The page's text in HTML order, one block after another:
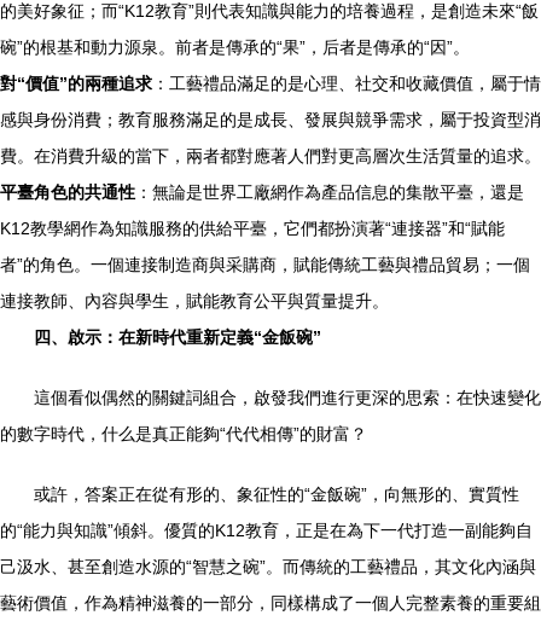
的美好象征；而“K12教育”則代表知識與能力的培養過程，是創造未來“飯
碗”的根基和動力源泉。前者是傳承的“果”，后者是傳承的“因”。
對“價值”的兩種追求 ：工藝禮品滿足的是心理、社交和收藏價值，屬于情
感與身份消費；教育服務滿足的是成長、發展與競爭需求，屬于投資型消
費。在消費升級的當下，兩者都對應著人們對更高層次生活質量的追求。
平臺角色的共通性 ：無論是世界工廠網作為產品信息的集散平臺，還是
K12教學網作為知識服務的供給平臺，它們都扮演著“連接器”和“賦能
者”的角色。一個連接制造商與采購商，賦能傳統工藝與禮品貿易；一個
連接教師、內容與學生，賦能教育公平與質量提升。
四、啟示：在新時代重新定義“金飯碗”
這個看似偶然的關鍵詞組合，啟發我們進行更深的思索：在快速變化
的數字時代，什么是真正能夠“代代相傳”的財富？
或許，答案正在從有形的、象征性的“金飯碗”，向無形的、實質性
的“能力與知識”傾斜。優質的K12教育，正是在為下一代打造一副能夠自
己汲水、甚至創造水源的“智慧之碗”。而傳統的工藝禮品，其文化內涵與
藝術價值，作為精神滋養的一部分，同樣構成了一個人完整素養的重要組